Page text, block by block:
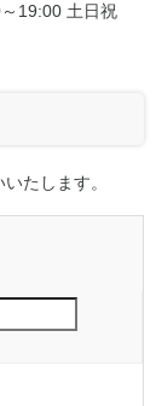
19:00 土日祝
たします。